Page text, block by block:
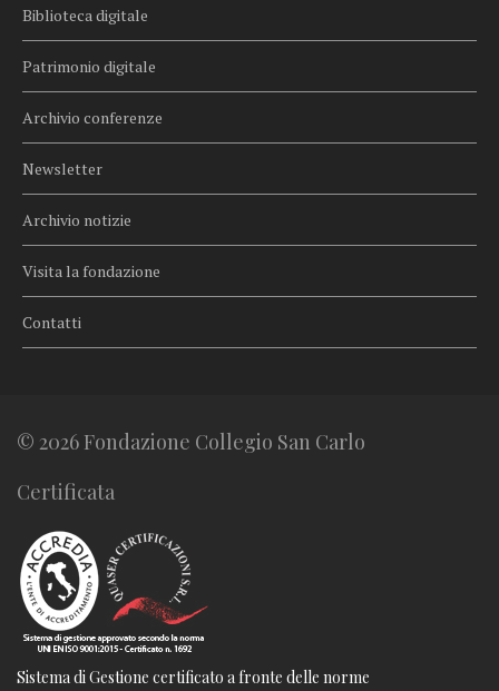
Biblioteca digitale
Patrimonio digitale
Archivio conferenze
Newsletter
Archivio notizie
Visita la fondazione
Contatti
© 2026 Fondazione Collegio San Carlo
Certificata
Sistema di Gestione certificato a fronte delle norme